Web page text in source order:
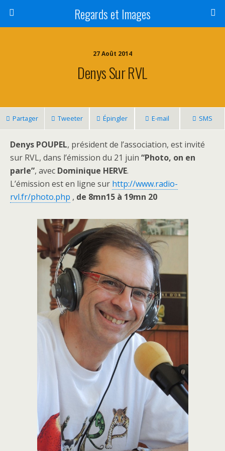
Regards et Images
27 Août 2014
Denys Sur RVL
Partager Tweeter Épingler E-mail SMS
Denys POUPEL, président de l’association, est invité
sur RVL, dans l’émission du 21 juin “Photo, on en
parle”, avec Dominique HERVE.
L’émission est en ligne sur http://www.radio-
rvl.fr/photo.php , de 8mn15 à 19mn 20